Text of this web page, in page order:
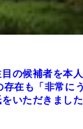
目の候補者を本
在も「非常に
いただきました